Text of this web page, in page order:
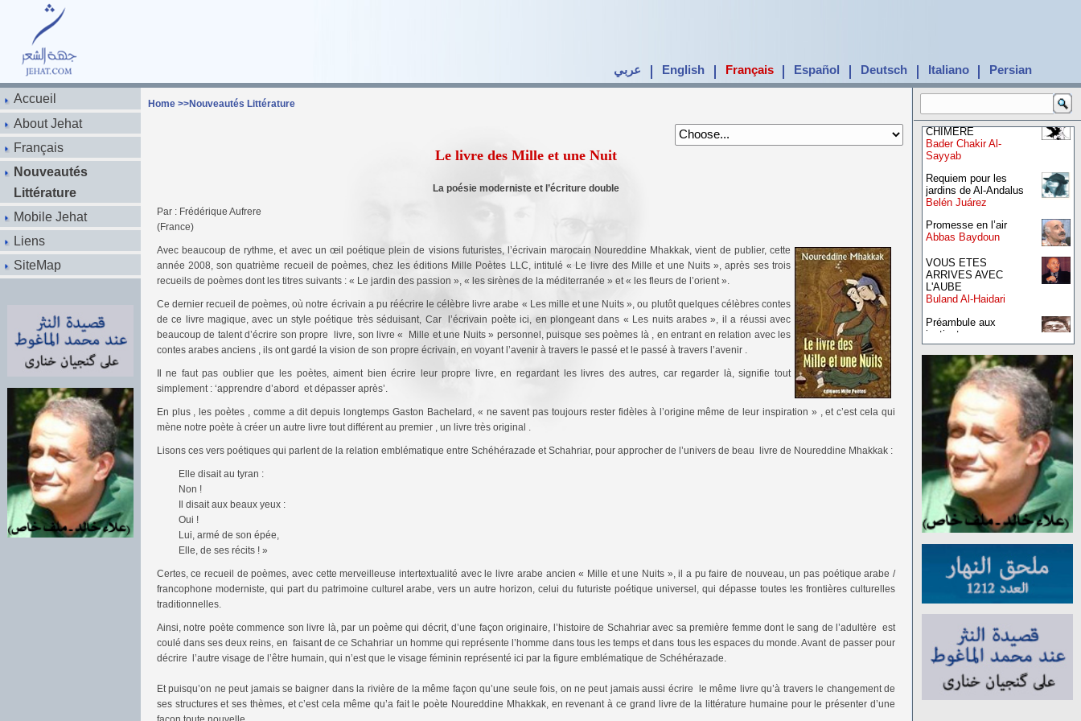
عربي English Français Español Deutsch Italiano Persian
Accueil
About Jehat
Français
Nouveautés
Littérature
Mobile Jehat
Liens
SiteMap
Home >>Nouveautés Littérature
Le livre des Mille et une Nuit
La poésie moderniste et l’écriture double
Par : Frédérique Aufrere
(France)
Avec beaucoup de rythme, et avec un œil poétique plein de visions futuristes, l’écrivain marocain Noureddine Mhakkak, vient de publier, cette
année 2008, son quatrième recueil de poèmes, chez les éditions Mille Poètes LLC, intitulé « Le livre des Mille et une Nuits », après ses trois
recueils de poèmes dont les titres suivants : « Le jardin des passion », « les sirènes de la méditerranée » et « les fleurs de l’orient ».
Ce dernier recueil de poèmes, où notre écrivain a pu réécrire le célèbre livre arabe « Les mille et une Nuits », ou plutôt quelques célèbres contes
de ce livre magique, avec un style poétique très séduisant, Car l’écrivain poète ici, en plongeant dans « Les nuits arabes », il a réussi avec
beaucoup de talent d’écrire son propre livre, son livre « Mille et une Nuits » personnel, puisque ses poèmes là , en entrant en relation avec les
contes arabes anciens , ils ont gardé la vision de son propre écrivain, en voyant l’avenir à travers le passé et le passé à travers l’avenir .
Il ne faut pas oublier que les poètes, aiment bien écrire leur propre livre, en regardant les livres des autres, car regarder là, signifie tout
simplement : ‘apprendre d’abord et dépasser après’.
En plus , les poètes , comme a dit depuis longtemps Gaston Bachelard, « ne savent pas toujours rester fidèles à l’origine même de leur inspiration » , et c’est cela qui
mène notre poète à créer un autre livre tout différent au premier , un livre très original .
Lisons ces vers poétiques qui parlent de la relation emblématique entre Schéhérazade et Schahriar, pour approcher de l’univers de beau livre de Noureddine Mhakkak :
Elle disait au tyran :
Non !
Il disait aux beaux yeux :
Oui !
Lui, armé de son épée,
Elle, de ses récits ! »
Certes, ce recueil de poèmes, avec cette merveilleuse intertextualité avec le livre arabe ancien « Mille et une Nuits », il a pu faire de nouveau, un pas poétique arabe /
francophone moderniste, qui part du patrimoine culturel arabe, vers un autre horizon, celui du futuriste poétique universel, qui dépasse toutes les frontières culturelles
traditionnelles.
Ainsi, notre poète commence son livre là, par un poème qui décrit, d’une façon originaire, l’histoire de Schahriar avec sa première femme dont le sang de l’adultère est
coulé dans ses deux reins, en faisant de ce Schahriar un homme qui représente l’homme dans tous les temps et dans tous les espaces du monde. Avant de passer pour
décrire l’autre visage de l’être humain, qui n’est que le visage féminin représenté ici par la figure emblématique de Schéhérazade.
Et puisqu’on ne peut jamais se baigner dans la rivière de la même façon qu’une seule fois, on ne peut jamais aussi écrire le même livre qu’à travers le changement de
ses structures et ses thèmes, et c’est cela même qu’a fait le poète Noureddine Mhakkak, en revenant à ce grand livre de la littérature humaine pour le présenter d’une
LE POEME ET LA
CHIMERE
Bader Chakir Al-
Sayyab
Requiem pour les
jardins de Al-Andalus
Belén Juárez
Promesse en l’air
Abbas Baydoun
VOUS ETES
ARRIVES AVEC
L'AUBE
Buland Al-Haidari
Préambule aux
instincts
Abdelmonem
Ramadan
Papa Sartre
Ali Bader
La roue
Aimé Césaire
Son rêve fastueux
Albert Samain
La Mort du Loup
Alfred de Vigny
Je ne sais pas si
mon frère m’oublie
Alfred Jarry